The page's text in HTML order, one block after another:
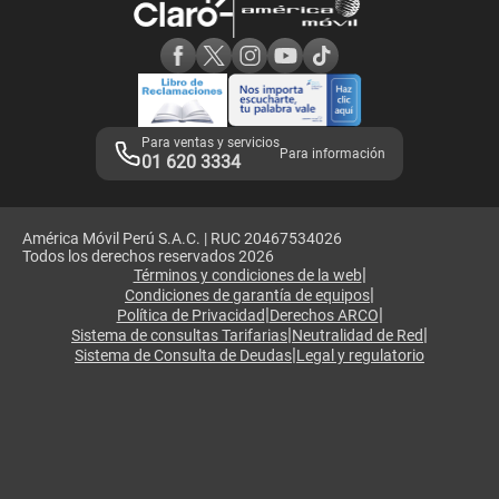
Adquirientes iPhone 6, 6S y SE
Mensaje de Seguridad
Términos y Condiciones de Tienda Claro
Libro de Reclamaciones
Legales de marketplace
Para ventas y servicios
01 620 3334 Para información
América Móvil Perú S.A.C. | RUC 20467534026
Todos los derechos reservados 2026
Términos y condiciones de la web|
Condiciones de garantía de equipos|
Política de Privacidad|Derechos ARCO|
Sistema de consultas Tarifarias|Neutralidad de Red|
Sistema de Consulta de Deudas|Legal y regulatorio